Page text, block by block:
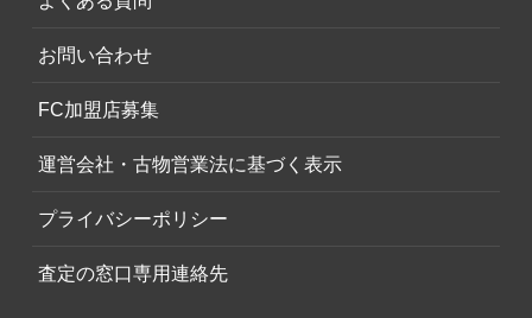
お問い合わせ
FC加盟店募集
運営会社・古物営業法に基づく表示
プライバシーポリシー
査定の窓口専用連絡先